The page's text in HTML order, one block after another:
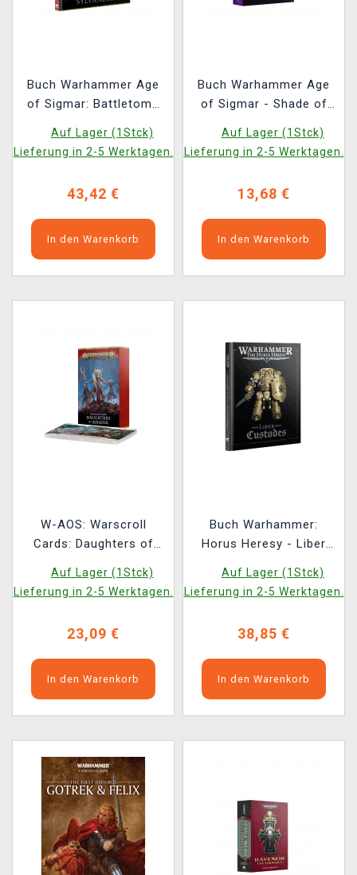
Buch Warhammer Age
of Sigmar: Battletome
Auf Lager (1Stck)
Lieferung in 2-5 Werktagen.
43,42 €
In den Warenkorb
Buch Warhammer Age
of Sigmar - Shade of
Auf Lager (1Stck)
Lieferung in 2-5 Werktagen.
13,68 €
In den Warenkorb
W-AOS: Warscroll
Cards: Daughters of
Auf Lager (1Stck)
Lieferung in 2-5 Werktagen.
23,09 €
In den Warenkorb
Buch Warhammer:
Horus Heresy - Liber
ENG
Auf Lager (1Stck)
Lieferung in 2-5 Werktagen.
38,85 €
In den Warenkorb